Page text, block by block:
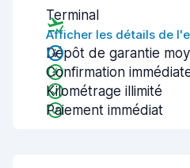
Terminal
Afficher les détails de
Dépôt de garantie
Confirmation
Kilométrage illimité
Paiement immédiat